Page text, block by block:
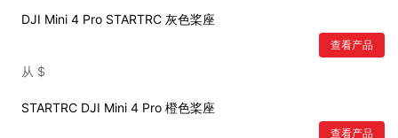
DJI Mini 4 Pro STARTRC 灰色桨座
从 $
查看产品
STARTRC DJI Mini 4 Pro 橙色桨座
查看产品